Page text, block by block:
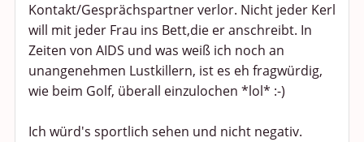
Kontakt/Gesprächspartner verlor. Nicht jeder Kerl
will mit jeder Frau ins Bett,die er anschreibt. In
Zeiten von AIDS und was weiß ich noch an
unangenehmen Lustkillern, ist es eh fragwürdig,
wie beim Golf, überall einzulochen *lol* :-)
Ich würd's sportlich sehen und nicht negativ.